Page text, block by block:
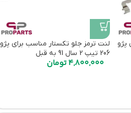
پژو
لنت ترمز جلو تکستار مناسب برای پژو
206 تیپ 2 سال 91 به قبل
4,800,000تومان